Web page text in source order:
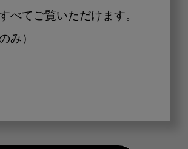
べてご覧いただけます。
み）